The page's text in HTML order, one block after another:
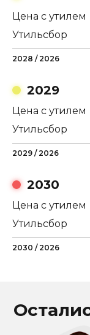
Цена с утилем
Утильсбор
2028 / 2026
2029
Цена с утилем
Утильсбор
2029 / 2026
2030
Цена с утилем
Утильсбор
2030 / 2026